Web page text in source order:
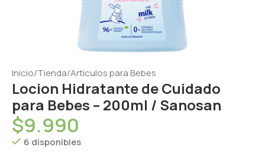
Inicio/Tienda/Articulos para Bebes
Locion Hidratante de Cuidado
para Bebes – 200ml / Sanosan
$9.990
6 disponibles